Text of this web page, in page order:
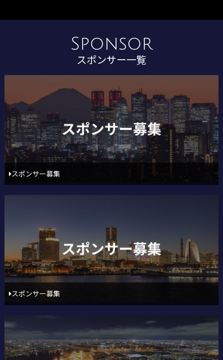
Sponsor
スポンサー一覧
スポンサー募集
スポンサー募集